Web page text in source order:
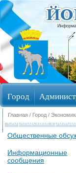
Город
Обращения
Главная / Город /
Общественные
Информационные
сообщения